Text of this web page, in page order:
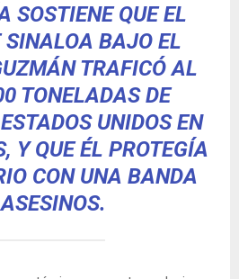
SOSTIENE QUE EL
SINALOA BAJO EL
TRAFICÓ AL
TONELADAS DE
UNIDOS EN
Y QUE ÉL PROTEGÍA
CON UNA BANDA